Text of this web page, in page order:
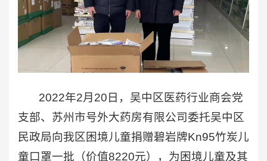
2022年2月20日，吴中区医药行业商会党
支部、苏州市号外大药房有限公司委托吴中区
民政局向我区困境儿童捐赠碧岩牌Kn95竹炭儿
童口罩一批（价值8220元），为困境儿童及其